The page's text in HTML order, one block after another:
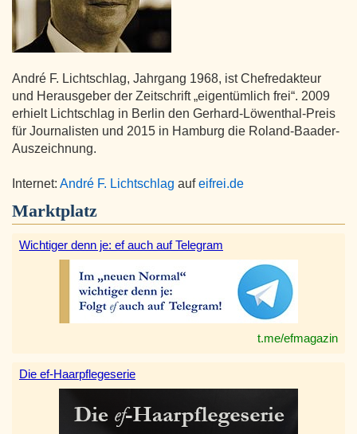
André F. Lichtschlag, Jahrgang 1968, ist Chefredakteur
und Herausgeber der Zeitschrift „eigentümlich frei“. 2009
erhielt Lichtschlag in Berlin den Gerhard-Löwenthal-Preis
für Journalisten und 2015 in Hamburg die Roland-Baader-
Auszeichnung.
Internet: André F. Lichtschlag aufeifrei.de
Marktplatz
Wichtiger denn je: ef auch auf Telegram
t.me/efmagazin
Die ef-Haarpflegeserie